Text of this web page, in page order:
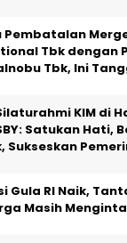
Pembatalan
Tbk dengan
Tbk, Ini
KIM di
Satukan Hati,
Sukseskan
Gula RI Naik,
Masih